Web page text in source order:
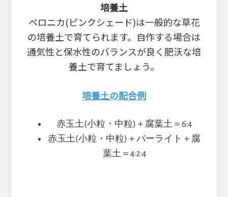
培養土
ベロニカ(ピンクシェード)は一般的な草花
の培養土で育てられます。自作する場合は
通気性と保水性のバランスが良く肥沃な培
養土で育てましょう。
培養土の配合例
赤玉土(小粒・中粒)＋腐葉土＝6:4
赤玉土(小粒・中粒)＋パーライト＋腐
葉土＝4:2:4